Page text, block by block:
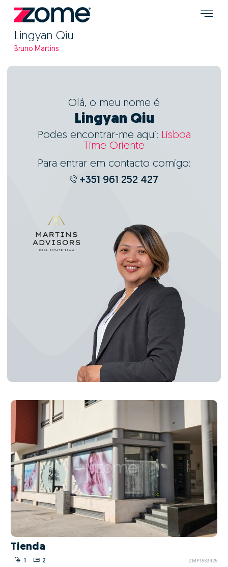
Lingyan Qiu
Bruno Martins
Olá, o meu nome é
Lingyan Qiu
Podes encontrar-me aqui: Lisboa
Time Oriente
Para entrar em contacto comigo:
+351 961 252 427
Tienda
1 2 ZMPT583425